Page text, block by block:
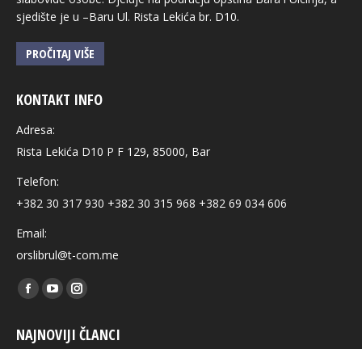
sjedište je u –Baru Ul. Rista Lekića br. D10.
PROČITAJ VIŠE
KONTAKT INFO
Adresa:
Rista Lekića D10 P F 129, 85000, Bar
Telefon:
+382 30 317 930 +382 30 315 968 +382 69 034 606
Email:
orslibrul@t-com.me
Find us on:
Facebook
opens
YouTube
opens
Instagram
opens
NAJNOVIJI ČLANCI